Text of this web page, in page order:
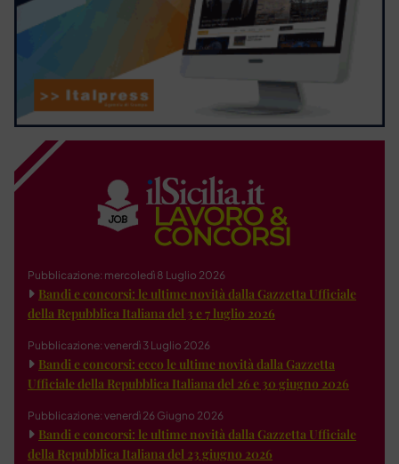
Pubblicazione: mercoledì 8 Luglio 2026
Bandi e concorsi: le ultime novità dalla Gazzetta Ufficiale
della Repubblica Italiana del 3 e 7 luglio 2026
Pubblicazione: venerdì 3 Luglio 2026
Bandi e concorsi: ecco le ultime novità dalla Gazzetta
Ufficiale della Repubblica Italiana del 26 e 30 giugno 2026
Pubblicazione: venerdì 26 Giugno 2026
Bandi e concorsi: le ultime novità dalla Gazzetta Ufficiale
della Repubblica Italiana del 23 giugno 2026